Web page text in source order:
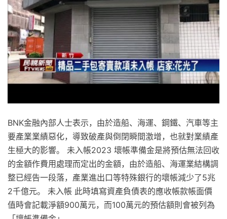
BNK金融內部人士表示，由於造船、海運、鋼鐵、汽車等主
要產業業績惡化，導致破產與倒閉瞬間激增，也就對業績產
生極大的影響。 未入帳2023 壞帳準備金是將預估無法回收
的金額作費用處理而定出的金額，由於造船、海運業結構調
整已經告一段落，產業進出口等特殊銀行的壞帳減少了5兆
2千億元。 未入帳 此時填寫資產負債表的應收帳款帳面價
值時會記載淨額900萬元，而100萬元的預估額則會被列為